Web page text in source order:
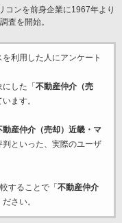
コンを前身企業に1967年より
査を開始。
を利用した 人にアンケート
した「 不動産仲介（売
ます。
動産仲介（売却）近畿・マ
といった、実際のユーザ
することで「 不動産仲介
さい。